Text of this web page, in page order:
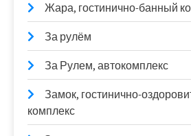
Жара, гостинично-банный
За рулём
За Рулем, автокомплекс
Замок, гостинично-
комплекс